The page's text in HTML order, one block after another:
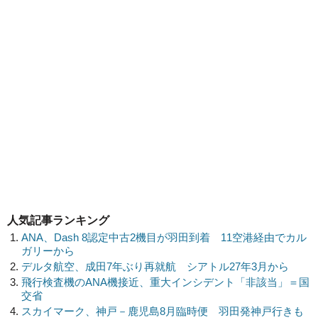
人気記事ランキング
ANA、Dash 8認定中古2機目が羽田到着 11空港経由でカル
ガリーから
デルタ航空、成田7年ぶり再就航 シアトル27年3月から
飛行検査機のANA機接近、重大インシデント「非該当」＝国
交省
スカイマーク、神戸－鹿児島8月臨時便 羽田発神戸行きも